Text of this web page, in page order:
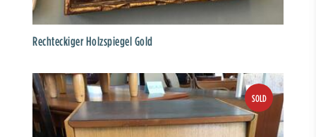
Rechteckiger Holzspiegel Gold